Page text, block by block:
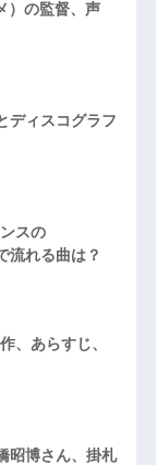
）の監督、声
ディスコグラフ
スの
れる曲は？
、あらすじ、
昭博さん、掛札